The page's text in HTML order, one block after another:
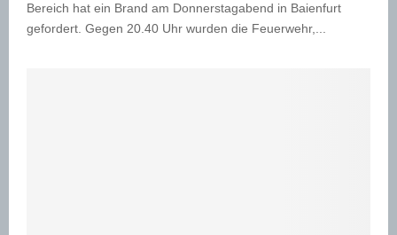
Bereich hat ein Brand am Donnerstagabend in Baienfurt
gefordert. Gegen 20.40 Uhr wurden die Feuerwehr,...